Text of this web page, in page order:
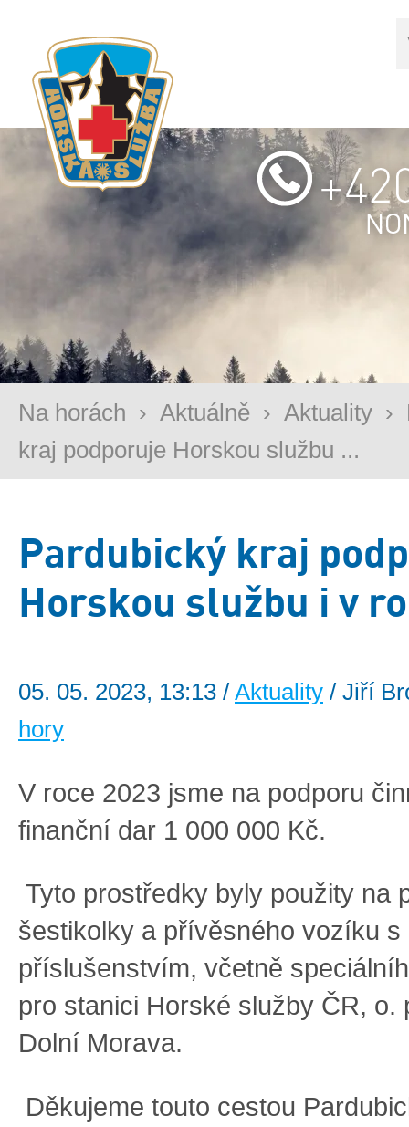
Na horách › Aktuálně › Aktuality ›
kraj podporuje Horskou službu ...
Pardubický kraj
Horskou službu i v
05. 05. 2023, 13:13 / Aktuality / Jiří
hory
V roce 2023 jsme na podporu
finanční dar 1 000 000 Kč.
Tyto prostředky byly použity na
šestikolky a přívěsného vozíku s
příslušenstvím, včetně
pro stanici Horské služby ČR, o.
Dolní Morava.
Děkujeme touto cestou